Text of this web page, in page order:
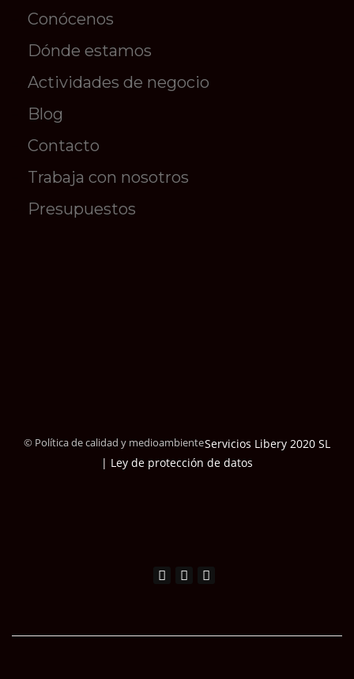
Conócenos
Dónde estamos
Actividades de negocio
Blog
Contacto
Trabaja con nosotros
Presupuestos
© Política de calidad y medioambienteServicios Libery 2020 SL
| Ley de protección de datos